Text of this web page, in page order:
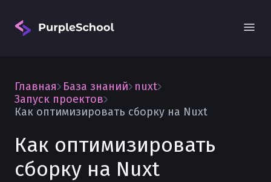
Главная База знаний nuxt
Запуск проектов
Как оптимизировать сборку на Nuxt
Как оптимизировать
сборку на Nuxt